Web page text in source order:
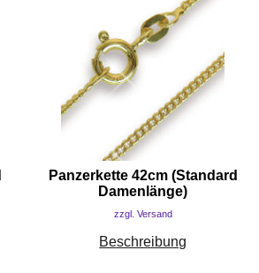
Panzerkette 42cm (Standard
Damenlänge)
zzgl. Versand
Beschreibung